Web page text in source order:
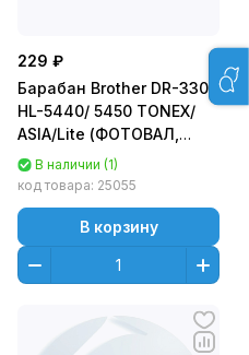
229 ₽
Барабан Brother DR-3300
HL-5440/ 5450 TONEX/
ASIA/Lite (ФОТОВАЛ,
ФОТОБАРАБАН)
В наличии (1)
код товара: 25055
В корзину